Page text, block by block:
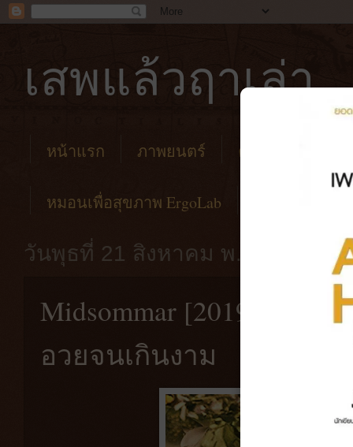
เสพแล้วฤาเล่า
หน้าแรก ภาพยนตร์ คาเฟ่
หมอนเพื่อสุขภาพ ErgoLab
วันพุธที่ 21 สิงหาคม พ.ศ. 2562
Midsommar [2019] เทศ
อวยจนเกินงาม